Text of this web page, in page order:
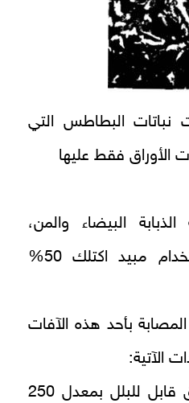
نباتات البطاطس التي
الأوراق فقط عليها
البيضاء والمن،
مكافحة مشتركة باستخدام مبيد اكتلك 50%
بأحد هذه الآفات
الآتية:
بريمور 50 % (مسحوق قابل للبلل بمعدل 250